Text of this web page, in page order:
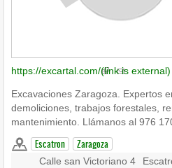
https://excartal.com/(link is external)
Excavaciones Zaragoza. Expertos
demoliciones, trabajos forestales,
mantenimiento. Llámanos al 976
Escatron Zaragoza
Calle san Victoriano 4